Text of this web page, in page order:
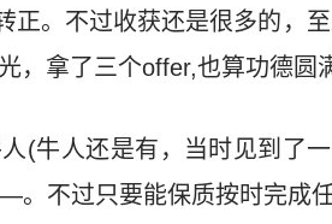
正。不过收获还是很多的，
，拿了三个offer,也算功德圆
(牛人还是有，当时见到了
。不过只要能保质按时完成